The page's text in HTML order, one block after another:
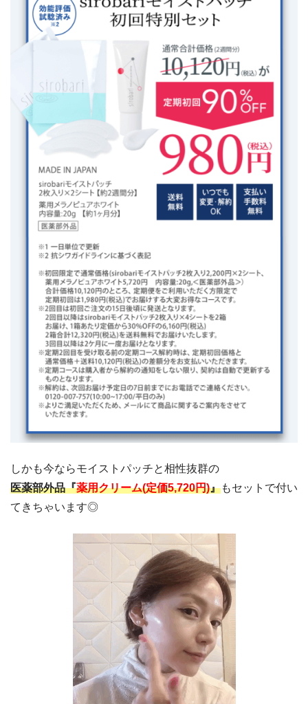
しかも今ならモイストパッチと相性抜群の
医薬部外品『薬用クリーム(定価5,720円)』もセットで付い
てきちゃいます◎